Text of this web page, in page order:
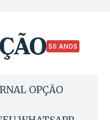
50 ANOS
OPÇÃO